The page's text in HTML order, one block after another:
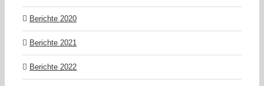
Berichte 2020
Berichte 2021
Berichte 2022